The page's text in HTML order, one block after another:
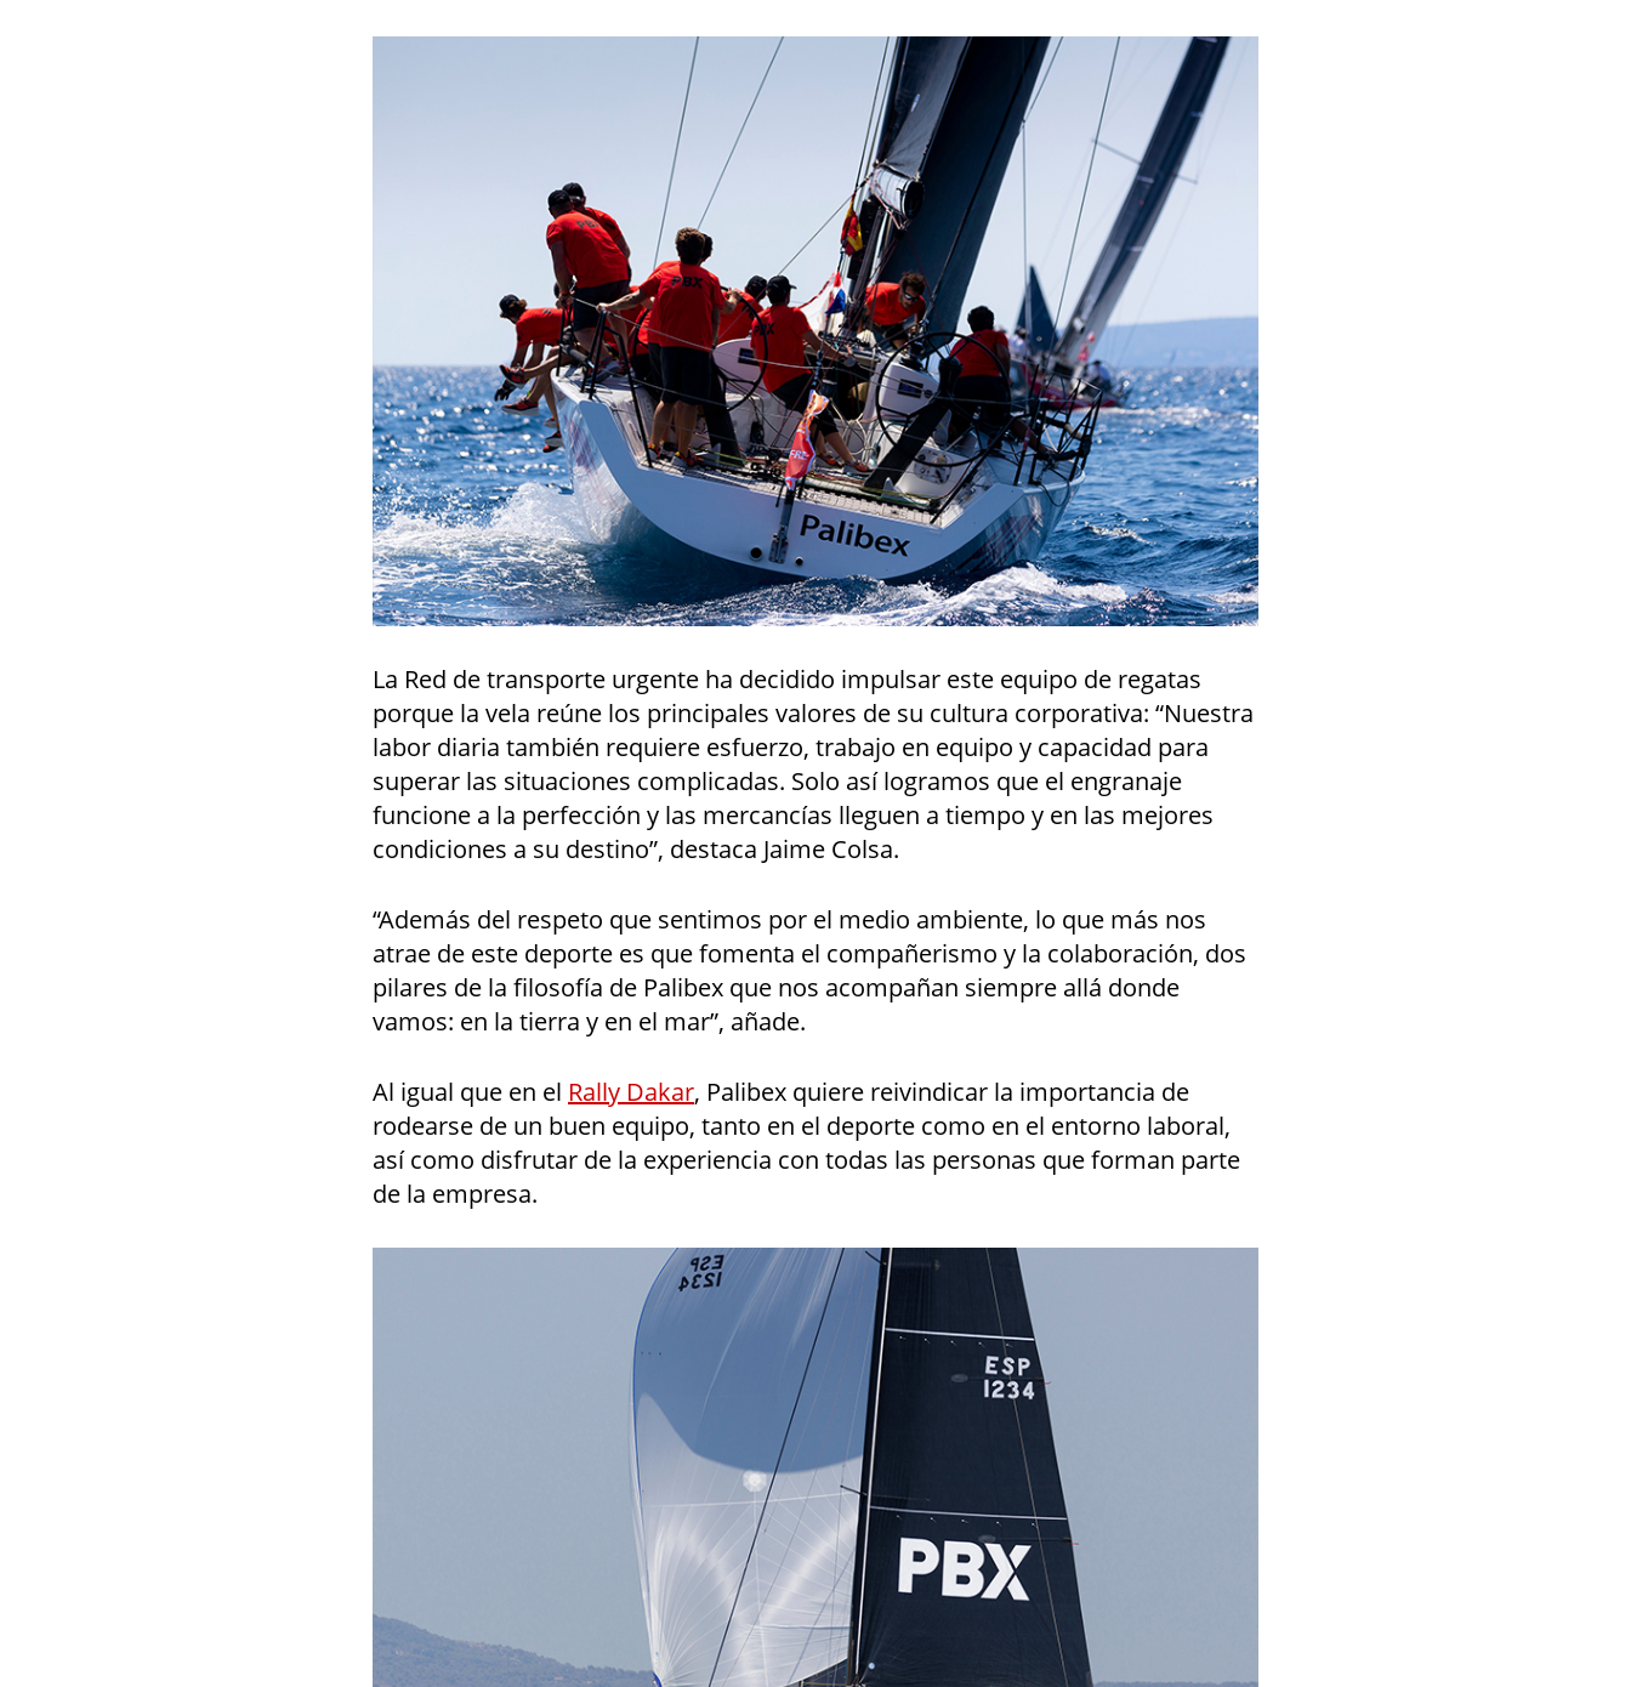
La Red de transporte urgente ha decidido impulsar este equipo de regatas
porque la vela reúne los principales valores de su cultura corporativa: “Nuestra
labor diaria también requiere esfuerzo, trabajo en equipo y capacidad para
superar las situaciones complicadas. Solo así logramos que el engranaje
funcione a la perfección y las mercancías lleguen a tiempo y en las mejores
condiciones a su destino”, destaca Jaime Colsa.
“Además del respeto que sentimos por el medio ambiente, lo que más nos
atrae de este deporte es que fomenta el compañerismo y la colaboración, dos
pilares de la filosofía de Palibex que nos acompañan siempre allá donde
vamos: en la tierra y en el mar”, añade.
Al igual que en el Rally Dakar, Palibex quiere reivindicar la importancia de
rodearse de un buen equipo, tanto en el deporte como en el entorno laboral,
así como disfrutar de la experiencia con todas las personas que forman parte
de la empresa.